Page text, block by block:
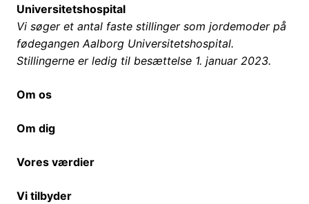
Universitetshospital
Vi søger et antal faste stillinger som jordemoder på
fødegangen Aalborg Universitetshospital.
Stillingerne er ledig til besættelse 1. januar 2023.
Om os
Om dig
Vores værdier
Vi tilbyder